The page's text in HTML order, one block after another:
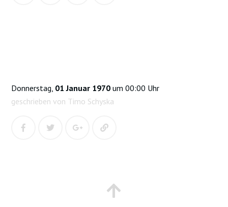
Donnerstag, 01 Januar 1970 um 00:00 Uhr
geschrieben von Timo Schyska